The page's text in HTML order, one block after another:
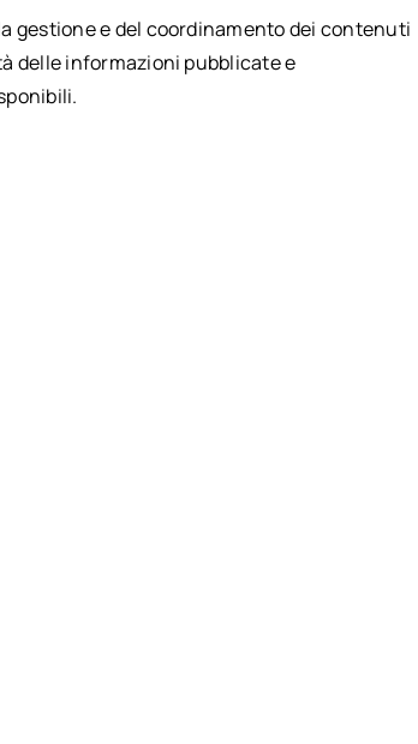
gestione e del coordinamento dei contenuti
delle informazioni pubblicate e